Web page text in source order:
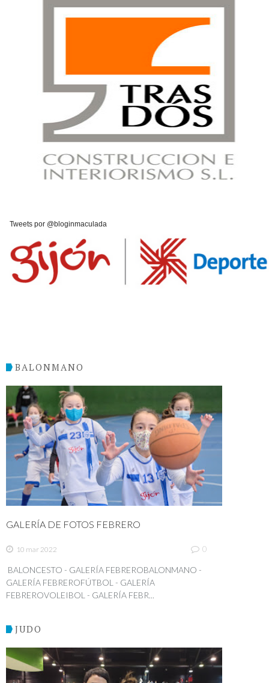
Tweets por @bloginmaculada
BALONMANO
GALERÍA DE FOTOS FEBRERO
10 mar 2022 0
BALONCESTO - GALERÍA FEBREROBALONMANO -
GALERÍA FEBREROFÚTBOL - GALERÍA
FEBREROVOLEIBOL - GALERÍA FEBR...
JUDO